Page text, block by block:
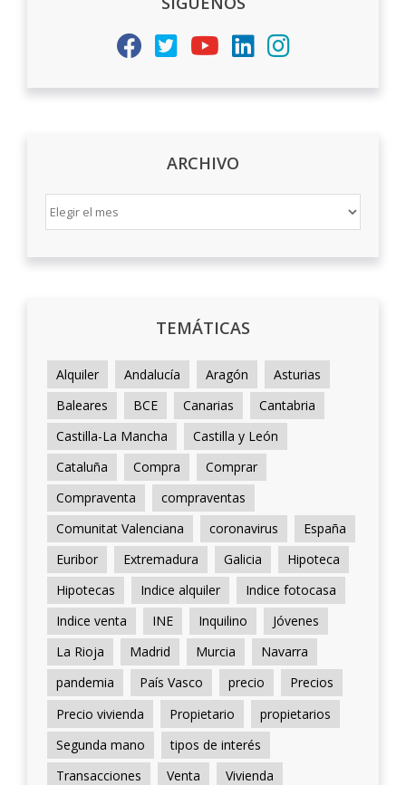
ARCHIVO
ARCHIVO
TEMÁTICAS
Alquiler Andalucía Aragón
Asturias
Baleares
BCE Canarias
Cantabria
Castilla-La Mancha
Castilla y León
Cataluña
Compra
Comprar
Compraventa
compraventas
Comunitat Valenciana
coronavirus
España
Euribor
Extremadura Galicia
Hipoteca
Hipotecas
Indice alquiler
Indice fotocasa
Indice venta
INE Inquilino
Jóvenes
La Rioja
Madrid Murcia
Navarra
pandemia
País Vasco precio
Precios
Precio vivienda
Propietario
propietarios
Segunda mano
tipos de interés
Transacciones
Venta Vivienda